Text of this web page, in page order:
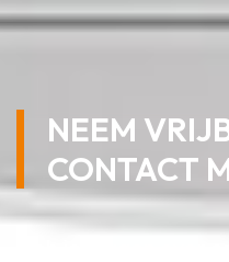
NEEM
CONTACT